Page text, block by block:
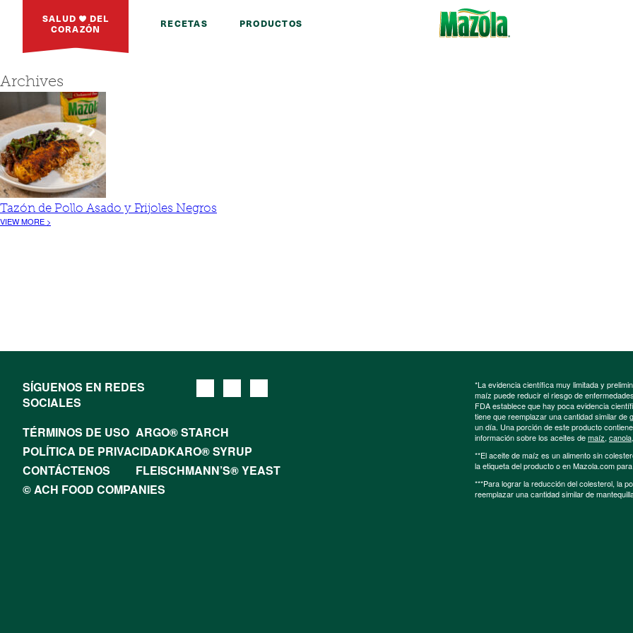
SALUD DEL
CORAZÓN RECETAS PRODUCTOS
Archives
Tazón de Pollo Asado y Frijoles Negros
VIEW MORE >
SÍGUENOS EN REDES
SOCIALES
TÉRMINOS DE USO ARGO® STARCH
POLÍTICA DE PRIVACIDADKARO® SYRUP
CONTÁCTENOS
FLEISCHMANN’S® YEAST
© ACH FOOD COMPANIES
*La evidencia científica muy limitada y
maíz puede reducir el riesgo de
FDA establece que hay poca evidencia
tiene que reemplazar una cantidad similar
un día. Una porción de este producto
información sobre los aceites demaíz, canola,
**El aceite de maíz es un alimento sin
la etiqueta del producto o en Mazola.com
***Para lograr la reducción del colesterol, la
reemplazar una cantidad similar de